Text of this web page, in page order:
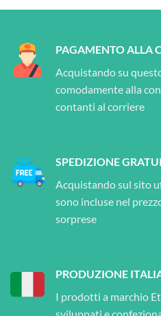
PAGAMENTO ALLA
Acquistando su
comodamente alla
contanti al corriere
SPEDIZIONE
Acquistando sul sito
sono incluse nel
sorprese
PRODUZIONE
I prodotti a marchio